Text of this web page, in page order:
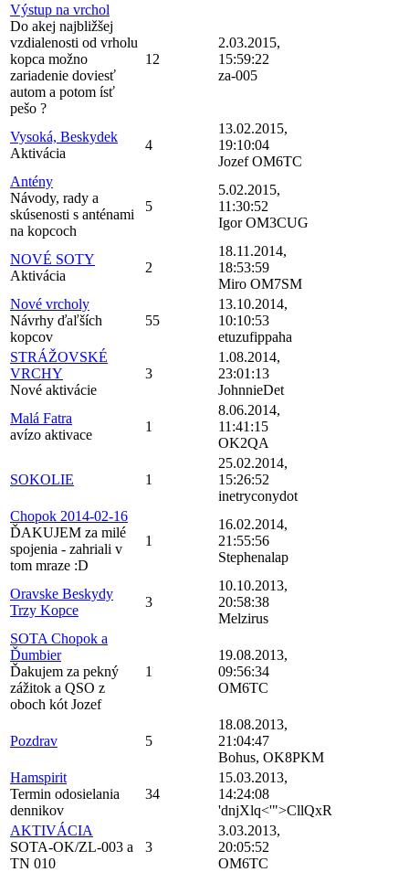
Výstup na vrchol
Do akej najbližšej
vzdialenosti od vrholu
kopca možno
zariadenie doviesť
autom a potom ísť
pešo ?
12
2.03.2015,
15:59:22
za-005
Vysoká, Beskydek
Aktivácia
4
13.02.2015,
19:10:04
Jozef OM6TC
Antény
Návody, rady a
skúsenosti s anténami
na kopcoch
5
5.02.2015,
11:30:52
Igor OM3CUG
NOVÉ SOTY
Aktivácia
2
18.11.2014,
18:53:59
Miro OM7SM
Nové vrcholy
Návrhy ďaľších
kopcov
55
13.10.2014,
10:10:53
etuzufippaha
STRÁŽOVSKÉ
VRCHY
Nové aktivácie
3
1.08.2014,
23:01:13
JohnnieDet
Malá Fatra
avízo aktivace
1
8.06.2014,
11:41:15
OK2QA
SOKOLIE 1
25.02.2014,
15:26:52
inetryconydot
Chopok 2014-02-16
ĎAKUJEM za milé
spojenia - zahriali v
tom mraze :D
1
16.02.2014,
21:55:56
Stephenalap
Oravske Beskydy
Trzy Kopce
3
10.10.2013,
20:58:38
Melzirus
SOTA Chopok a
Ďumbier
Ďakujem za pekný
zážitok a QSO z
oboch kót Jozef
1
19.08.2013,
09:56:34
OM6TC
Pozdrav 5
18.08.2013,
21:04:47
Bohus, OK8PKM
Hamspirit
Termin odosielania
dennikov
34
15.03.2013,
14:24:08
'dnjXlq<'">CllQxR
AKTIVÁCIA
SOTA-OK/ZL-003 a
TN 010
3
3.03.2013,
20:05:52
OM6TC